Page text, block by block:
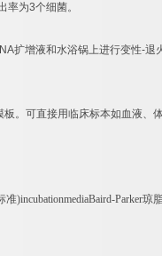
率为3个细菌。
扩增液和水浴锅上进行变性-退
板。可直接用临床标本如血液、
准)incubationmediaBaird-Parker琼